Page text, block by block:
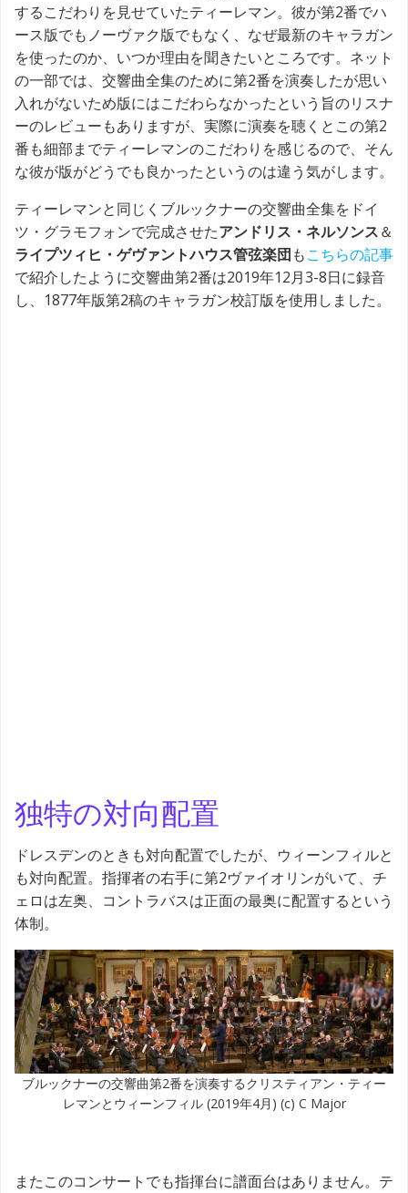
するこだわりを見せていたティーレマン。彼が第2番でハ
ース版でもノーヴァク版でもなく、なぜ最新のキャラガン
を使ったのか、いつか理由を聞きたいところです。ネット
の一部では、交響曲全集のために第2番を演奏したが思い
入れがないため版にはこだわらなかったという旨のリスナ
ーのレビューもありますが、実際に演奏を聴くとこの第2
番も細部までティーレマンのこだわりを感じるので、そん
な彼が版がどうでも良かったというのは違う気がします。
ティーレマンと同じくブルックナーの交響曲全集をドイ
ツ・グラモフォンで完成させたアンドリス・ネルソンス＆
ライプツィヒ・ゲヴァントハウス管弦楽団もこちらの記事
で紹介したように交響曲第2番は2019年12月3-8日に録音
し、1877年版第2稿のキャラガン校訂版を使用しました。
独特の対向配置
ドレスデンのときも対向配置でしたが、ウィーンフィルと
も対向配置。指揮者の右手に第2ヴァイオリンがいて、チ
ェロは左奥、コントラバスは正面の最奥に配置するという
体制。
ブルックナーの交響曲第2番を演奏するクリスティアン・ティー
レマンとウィーンフィル (2019年4月) (c) C Major
またこのコンサートでも指揮台に譜面台はありません。テ